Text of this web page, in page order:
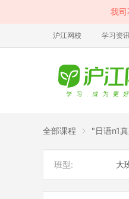
我司
沪江网校 学习资
全部课程 "日语n1
班型: 大